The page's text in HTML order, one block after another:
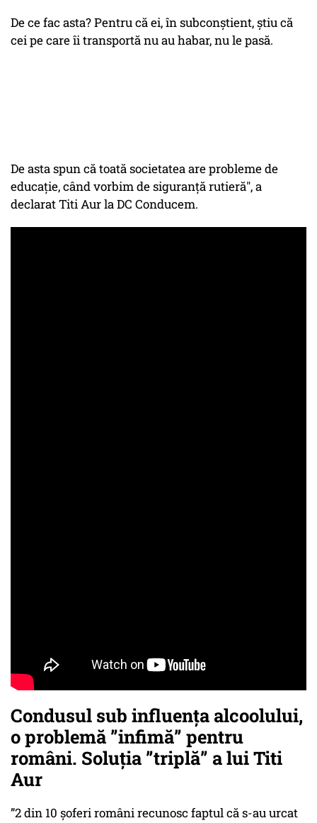
De ce fac asta? Pentru că ei, în subconştient, ştiu că
cei pe care îi transportă nu au habar, nu le pasă.
De asta spun că toată societatea are probleme de
educaţie, când vorbim de siguranţă rutieră", a
declarat Titi Aur la DC Conducem.
Condusul sub influența alcoolului,
o problemă ”infimă” pentru
români. Soluția ”triplă” a lui Titi
Aur
”2 din 10 șoferi români recunosc faptul că s-au urcat